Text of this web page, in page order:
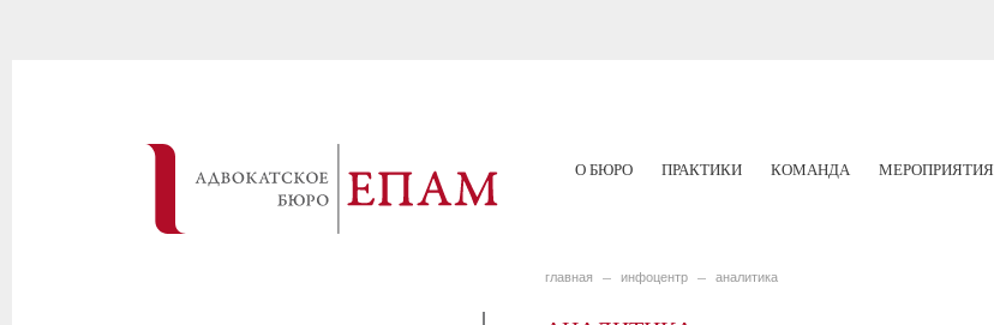
О БЮРО ПРАКТИКИ КОМАНДА МЕРОПРИЯТИЯ
главная инфоцентр аналитика